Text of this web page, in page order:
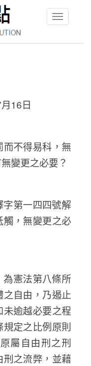
Toggle
16日
不得易科，無
變更之必要？
字第一四四號解
，無變更之必
為憲法第八條所
自由，乃遏止
逾越必要之程
定之比例原則
屬自由刑之刑
之流弊，並藉